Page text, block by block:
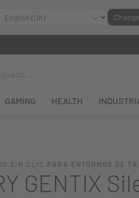
GAMING HEALTH
SIN CLIC PARA ENTORNOS DE
GENTIX